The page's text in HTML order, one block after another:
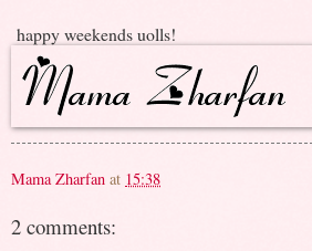
happy weekends uolls!
Mama Zharfan at 15:38
2 comments: